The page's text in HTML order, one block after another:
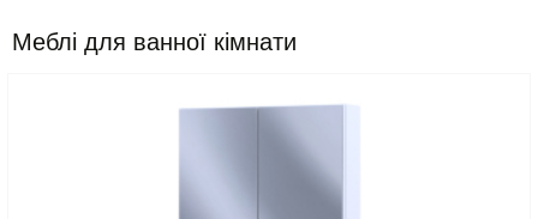
Меблі для ванної кімнати